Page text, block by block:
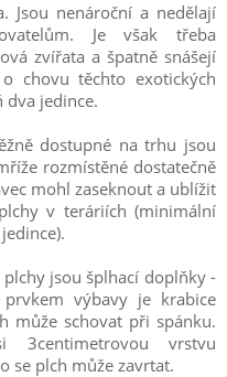
Jsou nenároční a nedělají
Je však třeba
zvířata a špatně snášejí
chovu těchto exotických
dva jedince.
dostupné na trhu jsou
rozmístěné dostatečně
mohl zaseknout a ublížit
v teráriích (minimální
jsou šplhací doplňky -
výbavy je krabice
může schovat při spánku.
vrstvu
se plch může zavrtat.